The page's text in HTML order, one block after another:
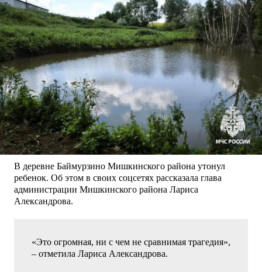
В деревне Баймурзино Мишкинского района утонул
ребенок. Об этом в своих соцсетях рассказала глава
администрации Мишкинского района Лариса
Александрова.
«Это огромная, ни с чем не сравнимая трагедия»,
– отметила Лариса Александрова.